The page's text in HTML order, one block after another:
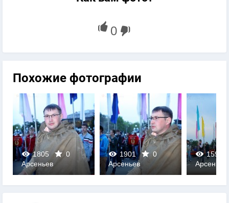
Похожие фотографии
1805
0
0
Арсеньев
1901
0
0
Арсеньев
1593
0
Арсеньев